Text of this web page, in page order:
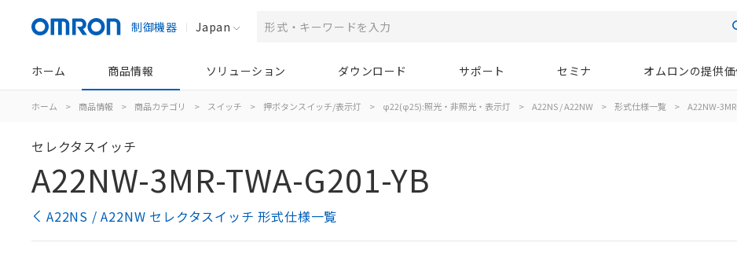
制御機器 Japan
ホーム 商品情報 ソリューション ダウンロード サポート セミナ オムロンの提供
ホーム > 商品情報 > 商品カテゴリ > スイッチ > 押ボタンスイッチ/表示灯 > φ22(φ25):照光・非照光・表示灯 > A22NS / A22NW > 形式仕様一覧 > A22NW-
セレクタスイッチ
A22NW-3MR-TWA-G201-YB
A22NS / A22NW セレクタスイッチ 形式仕様一覧